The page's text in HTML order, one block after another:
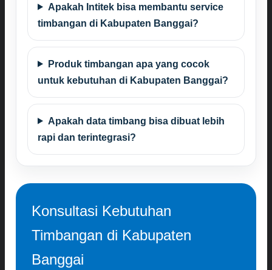
Apakah Intitek bisa membantu service
timbangan di Kabupaten Banggai?
Produk timbangan apa yang cocok
untuk kebutuhan di Kabupaten Banggai?
Apakah data timbang bisa dibuat lebih
rapi dan terintegrasi?
Konsultasi Kebutuhan
Timbangan di Kabupaten
Banggai